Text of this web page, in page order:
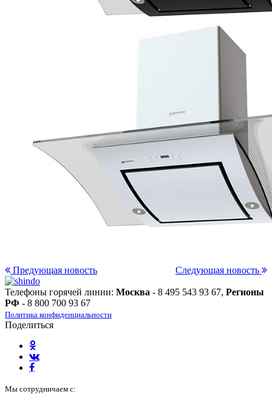
Предующая новость Следующая новость
Телефоны горячей линии: Москва - 8 495 543 93 67, Регионы
РФ - 8 800 700 93 67
Политика конфиденциальности
Поделиться
Мы сотрудничаем с: